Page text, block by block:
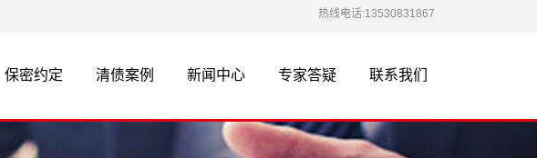
热线电话:13530831867
保密约定 清债案例 新闻中心 专家答疑 联系我们